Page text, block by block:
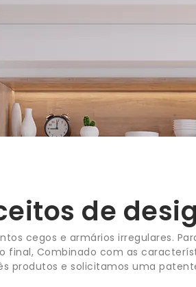
de
cegos e armários irregulares.
Combinado com as
produtos e solicitamos uma